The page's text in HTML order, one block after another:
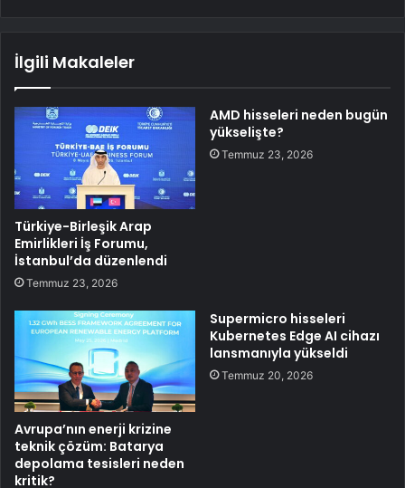
İlgili Makaleler
Türkiye-Birleşik Arap
Emirlikleri İş Forumu,
İstanbul’da düzenlendi
Temmuz 23, 2026
AMD hisseleri neden bugün
yükselişte?
Temmuz 23, 2026
Avrupa’nın enerji krizine
teknik çözüm: Batarya
depolama tesisleri neden
kritik?
Supermicro hisseleri
Kubernetes Edge AI cihazı
lansmanıyla yükseldi
Temmuz 20, 2026